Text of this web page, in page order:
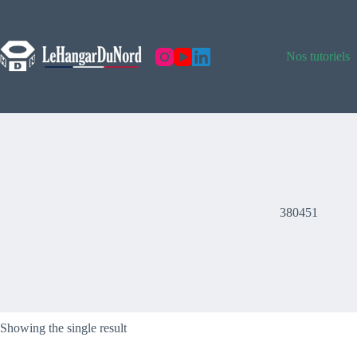
Nos tutoriels
380451
Showing the single result